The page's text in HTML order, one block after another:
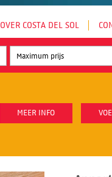
OVER COSTA DEL SOL
MEER INFO